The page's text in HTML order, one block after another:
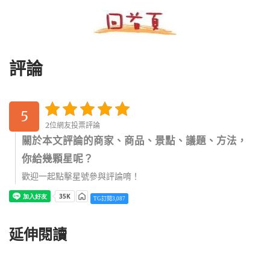
評論
5
2位網友投票評論
關於本文評論的商家、商品、景點、議題、方法，
你給幾顆星呢？
歡迎一起點擊星號參與評論唷！
TG訂閱3,087
延伸閱讀